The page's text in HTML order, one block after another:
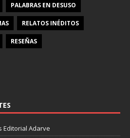
PALABRAS EN DESUSO
RELATOS INÉDITOS
RESEÑAS
Editorial Adarve